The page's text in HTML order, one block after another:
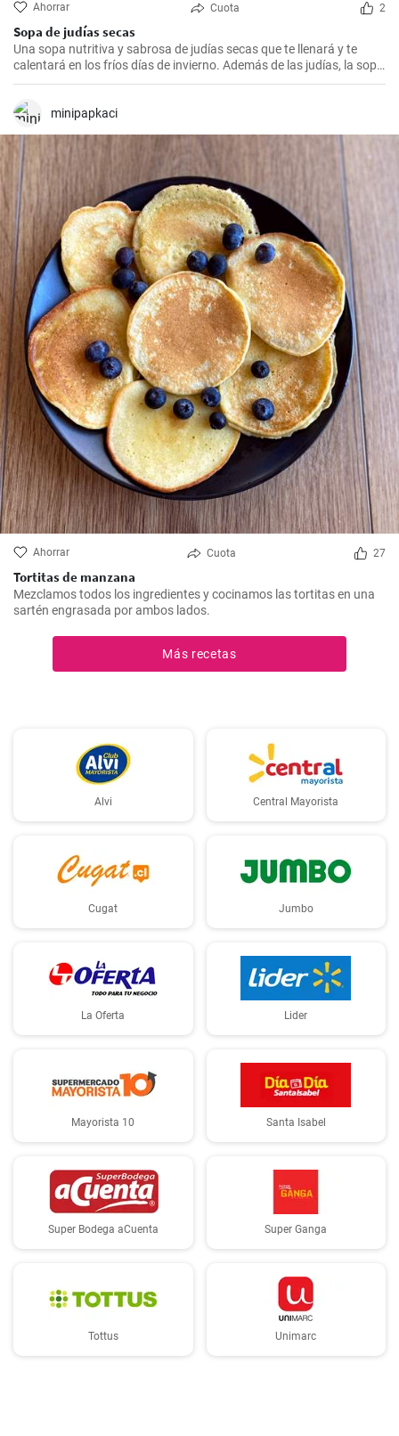
Ahorrar Cuota 2
Sopa de judías secas
Una sopa nutritiva y sabrosa de judías secas que te llenará y te
calentará en los fríos días de invierno. Además de las judías, la sopa
también tiene patatas, zanahorias y cebolla, que le dan un rico
minipapkaci
Ahorrar Cuota 27
Tortitas de manzana
Mezclamos todos los ingredientes y cocinamos las tortitas en una
sartén engrasada por ambos lados.
Más recetas
Alvi Central Mayorista
Cugat Jumbo
La Oferta Lider
Mayorista 10 Santa Isabel
Super Bodega aCuenta Super Ganga
Tottus Unimarc